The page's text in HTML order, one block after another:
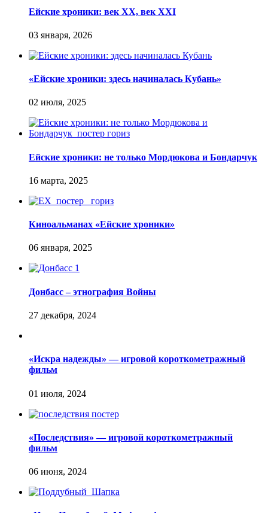
Ейские хроники: век XX, век XXI
«Ейские хроники: здесь начиналась Кубань»
Ейские хроники: не только Мордюкова и Бондарчук
Киноальманах «Ейские хроники»
Донбасс – этнография Войны
«Искра надежды» — игровой короткометражный
фильм
«Последствия» — игровой короткометражный
фильм